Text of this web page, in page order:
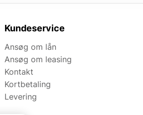
Kundeservice
Ansøg om lån
Ansøg om leasing
Kontakt
Kortbetaling
Levering